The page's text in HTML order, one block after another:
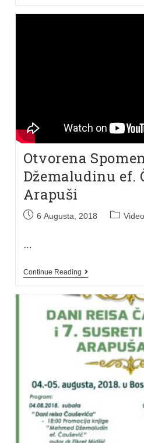
Otvorena
Džemaludinu ef.
Arapuši
6 Augusta, 2018 Video
…
Continue Reading